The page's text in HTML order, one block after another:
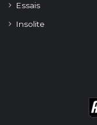
Essais
Insolite